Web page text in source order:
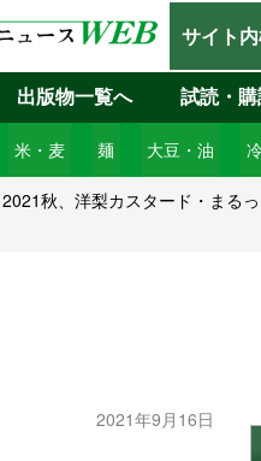
サイト
米・麦 麺 大豆・油
出版物一覧へ 試読・
秋、洋梨カスタード・まる
2021年9月16日